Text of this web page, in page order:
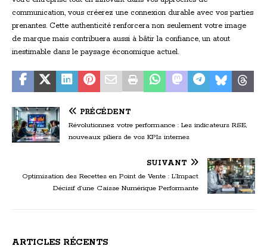
communication, vous créerez une connexion durable avec vos parties
prenantes. Cette authenticité renforcera non seulement votre image
de marque mais contribuera aussi à bâtir la confiance, un atout
inestimable dans le paysage économique actuel.
PRÉCÉDENT
Révolutionnez votre performance : Les indicateurs RSE,
nouveaux piliers de vos KPIs internes
SUIVANT
Optimisation des Recettes en Point de Vente : L’Impact
Décisif d’une Caisse Numérique Performante
ARTICLES RÉCENTS